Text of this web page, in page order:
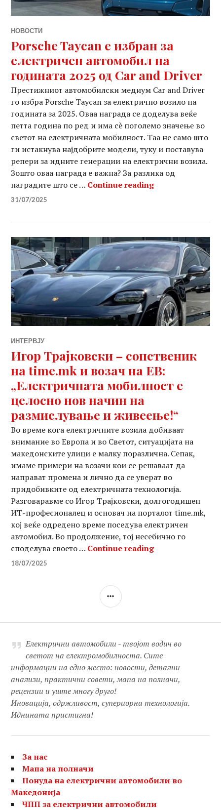
НОВОСТИ
Porsche Taycan е избран за
електричен автомобил на
годината 2025 од Car and Driver
Престижниот автомобилски медиум Car and Driver
го избра Porsche Taycan за електрично возило на
годината за 2025. Оваа награда се доделува веќе
петта година по ред и има сè поголемо значење во
светот на електричната мобилност. Таа не само што
ги истакнува најдобрите модели, туку и поставува
репери за идните генерации на електрични возила.
Зошто оваа награда е важна? За разлика од
наградите што се … Continue readingPorsche Taycan
31/07/2025
ИНТЕРВЈУ
Игор Трајковски – сопственик
на time.mk и возач на ЕВ:
„Електричната мобилност е
целосно нов начин на
размислување и живеење!“
Во време кога електричните возила добиваат
внимание во Европа и во Светот, ситуацијата на
македонските улици е малку поразлична. Сепак,
имаме примери на возачи кои се решаваат да
направат промена и лично да се уверат во
придобивките од електричната технологија.
Разговаравме со Игор Трајковски, долгогодишен
ИТ-професионалец и основач на порталот time.mk,
кој веќе одредено време поседува електричен
автомобил. Во продолжение, тој несебично го
споделува своето … Continue readingИгор
18/07/2025
SIDEBAR
Електрични автомобили - твојот водич во
светот на електромобилноста. Сите
информации на едно место: новости, детални
анализи, практични совети, мапа на полначи,
рецензии и уште многу друго!
Иновација, одржливост, супериорна технологија.
Иднината пристигна!
За нас
Мапа на полначи
Понуда на електрични автомобили во
Македонија
ЧПП за електрични автомобили